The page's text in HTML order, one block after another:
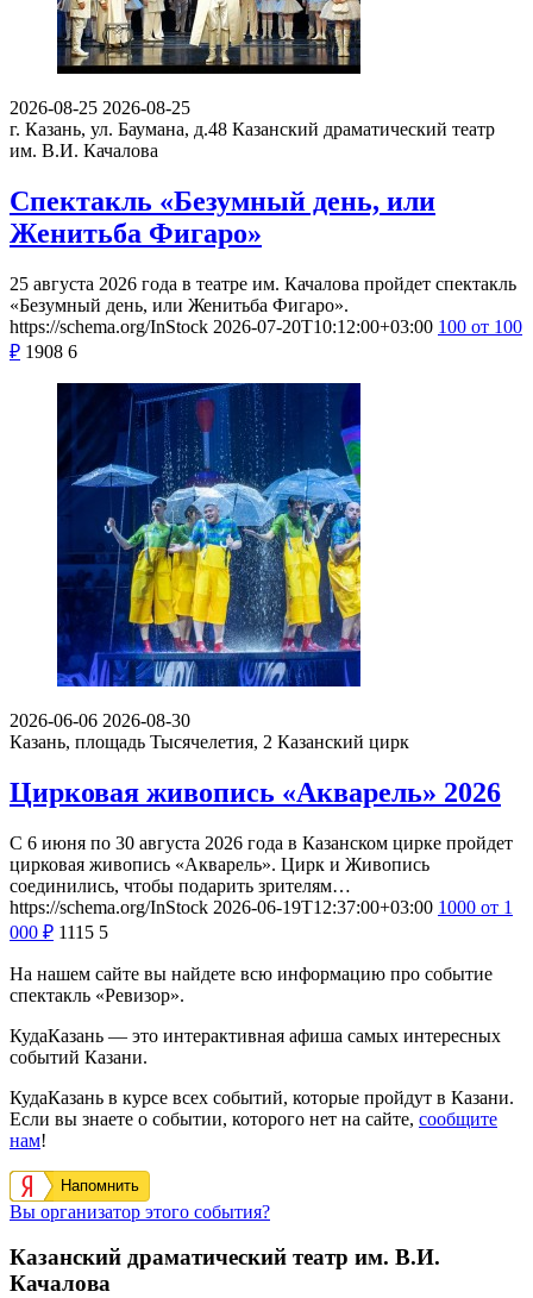
2026-08-25 2026-08-25
г. Казань, ул. Баумана, д.48 Казанский драматический театр
им. В.И. Качалова
Спектакль «Безумный день, или
Женитьба Фигаро»
25 августа 2026 года в театре им. Качалова пройдет спектакль
«Безумный день, или Женитьба Фигаро».
https://schema.org/InStock 2026-07-20T10:12:00+03:00 100 от 100
₽ 1908 6
2026-06-06 2026-08-30
Казань, площадь Тысячелетия, 2 Казанский цирк
Цирковая живопись «Акварель» 2026
С 6 июня по 30 августа 2026 года в Казанском цирке пройдет
цирковая живопись «Акварель». Цирк и Живопись
соединились, чтобы подарить зрителям…
https://schema.org/InStock 2026-06-19T12:37:00+03:00 1000 от 1
000 ₽ 1115 5
На нашем сайте вы найдете всю информацию про событие
спектакль «Ревизор».
КудаКазань — это интерактивная афиша самых интересных
событий Казани.
КудаКазань в курсе всех событий, которые пройдут в Казани.
Если вы знаете о событии, которого нет на сайте, сообщите
нам!
Напомнить
Вы организатор этого события?
Казанский драматический театр им. В.И.
Качалова